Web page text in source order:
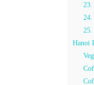
Hanoi